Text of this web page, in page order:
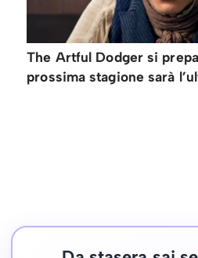
The Artful Dodger si
prossima stagione sarà